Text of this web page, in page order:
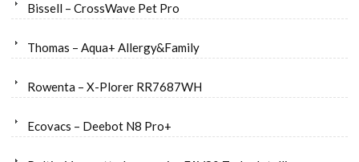
Bissell – CrossWave Pet Pro
Thomas – Aqua+ Allergy&Family
Rowenta – X-Plorer RR7687WH
Ecovacs – Deebot N8 Pro+